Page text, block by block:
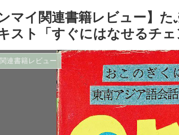
ンマイ関連書籍レビュー】
スト「すぐにはなせるチェ
連書籍レビュー